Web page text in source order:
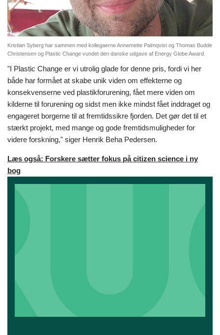
Kristian Syberg har sammen med kollegaerne Annemette Palmqvist og Thomas Budde
Christensen og Plastic Change vundet den danske udgave af Energy Globe Award.
"I Plastic Change er vi utrolig glade for denne pris, fordi vi her
både har formået at skabe unik viden om effekterne og
konsekvenserne ved plastikforurening, fået mere viden om
kilderne til forurening og sidst men ikke mindst fået inddraget og
engageret borgerne til at fremtidssikre fjorden. Det gør det til et
stærkt projekt, med mange og gode fremtidsmuligheder for
videre forskning," siger Henrik Beha Pedersen.
Læs også: Forskere sætter fokus på citizen science i ny
bog